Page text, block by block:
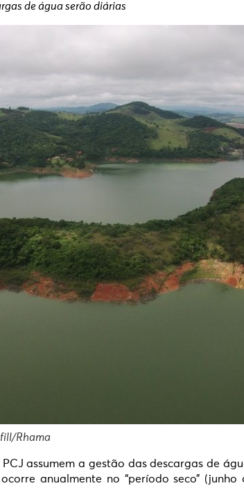
de água serão diárias
Rhama
assumem a gestão das descargas de
anualmente no “período seco”